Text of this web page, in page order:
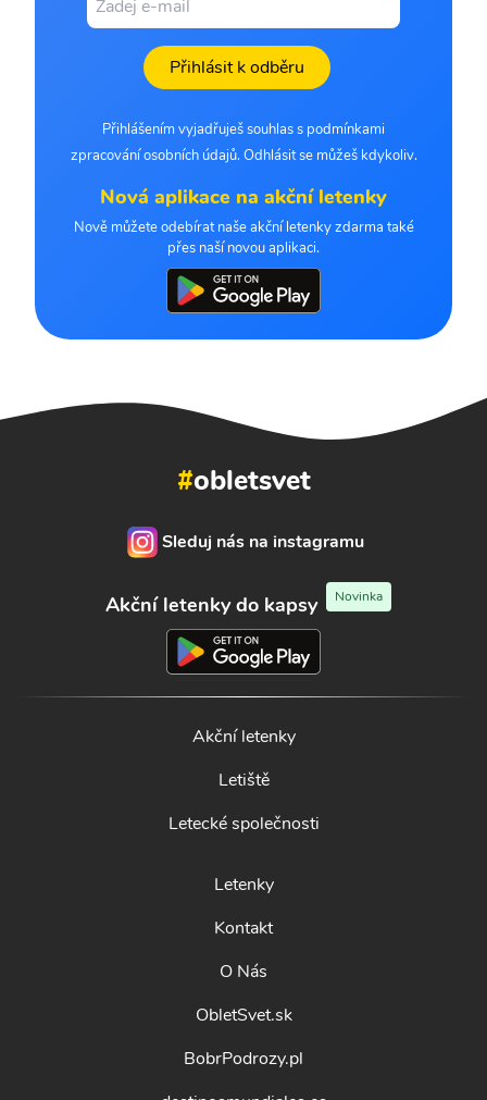
Přihlásit k odběru
Přihlášením vyjadřuješ souhlas s podmínkami
zpracování osobních údajů. Odhlásit se můžeš kdykoliv.
Nová aplikace na akční letenky
Nově můžete odebírat naše akční letenky zdarma také
přes naší novou aplikaci.
#obletsvet
Sleduj nás na instagramu
Akční letenky do kapsy Novinka
Akční letenky
Letiště
Letecké společnosti
Letenky
Kontakt
O Nás
ObletSvet.sk
BobrPodrozy.pl